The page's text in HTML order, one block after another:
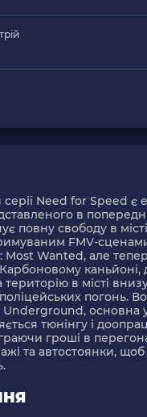
серії Need for Speed є
в
повну свободу в
FMV-
Wanted, але тепер
Карбоновому
в місті
погонь.
основна
тюнінгу і
гроші в
та автостоянки,